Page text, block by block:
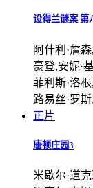
设得兰谜案 第
阿什利·詹
豪登,安妮·
菲利斯·洛
路易丝·罗
正片
唐顿庄园3
米歇尔·道